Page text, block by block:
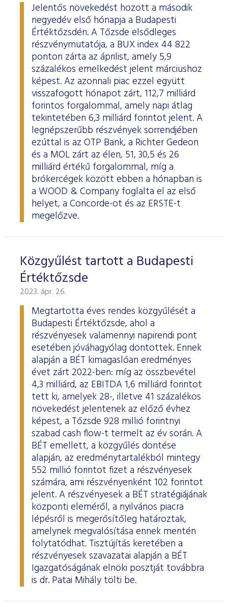
Jelentős növekedést hozott a második
negyedév első hónapja a Budapesti
Értéktőzsdén. A Tőzsde elsődleges
részvénymutatója, a BUX index 44 822
ponton zárta az áprilist, amely 5,9
százalékos emelkedést jelent márciushoz
képest. Az azonnali piac ezzel együtt
visszafogott hónapot zárt, 112,7 milliárd
forintos forgalommal, amely napi átlag
tekintetében 6,3 milliárd forintot jelent. A
legnépszerűbb részvények sorrendjében
ezúttal is az OTP Bank, a Richter Gedeon
és a MOL zárt az élen, 51, 30,5 és 26
milliárd értékű forgalommal, míg a
brókercégek között ebben a hónapban is
a WOOD & Company foglalta el az első
helyet, a Concorde-ot és az ERSTE-t
megelőzve.
Közgyűlést tartott a Budapesti
Értéktőzsde
2023. ápr. 26.
Megtartotta éves rendes közgyűlését a
Budapesti Értéktőzsde, ahol a
részvényesek valamennyi napirendi pont
esetében jóváhagyólag döntöttek. Ennek
alapján a BÉT kimagaslóan eredményes
évet zárt 2022-ben: míg az összbevétel
4,3 milliárd, az EBITDA 1,6 milliárd forintot
tett ki, amelyek 28-, illetve 41 százalékos
növekedést jelentenek az előző évhez
képest, a Tőzsde 928 millió forintnyi
szabad cash flow-t termelt az év során. A
BÉT emellett, a közgyűlés döntése
alapján, az eredménytartalékból mintegy
552 millió forintot fizet a részvényesek
számára, ami részvényenként 102 forintot
jelent. A részvényesek a BÉT stratégiájának
központi eleméről, a nyilvános piacra
lépésről is megerősítőleg határoztak,
amelynek megvalósítása ennek mentén
folytatódhat. Tisztújítás keretében a
részvényesek szavazatai alapján a BÉT
Igazgatóságának elnöki posztját továbbra
is dr. Patai Mihály tölti be.